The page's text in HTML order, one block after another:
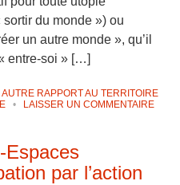
du monde ») ou
un autre monde », qu’il
entre-soi » […]
AUTRE RAPPORT AU TERRITOIRE
• LAISSER UN COMMENTAIRE
Espaces
par l’action